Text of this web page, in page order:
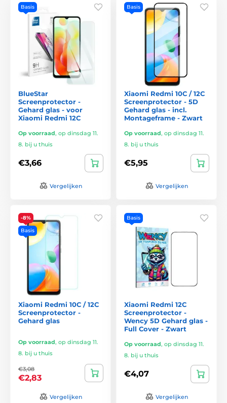
Basis
BlueStar
Screenprotector -
Gehard glas - voor
Xiaomi Redmi 12C
Op voorraad, op dinsdag 11.
8. bij u thuis
€3,66
Vergelijken
Basis
Xiaomi Redmi 10C / 12C
Screenprotector - 5D
Gehard glas - incl.
Montageframe - Zwart
Op voorraad, op dinsdag 11.
8. bij u thuis
€5,95
Vergelijken
-8%
Basis
Xiaomi Redmi 10C / 12C
Screenprotector -
Gehard glas
Op voorraad, op dinsdag 11.
8. bij u thuis
€3,08
€2,83
Vergelijken
Basis
Xiaomi Redmi 12C
Screenprotector -
Wency 5D Gehard glas -
Full Cover - Zwart
Op voorraad, op dinsdag 11.
8. bij u thuis
€4,07
Vergelijken